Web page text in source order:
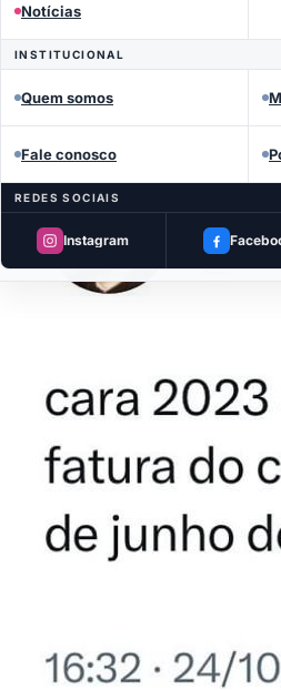
Notícias
INSTITUCIONAL
Quem somos
Fale conosco
REDES SOCIAIS
Instagram
MEMES DO VOVÔ
Perrengue Mato Grosso